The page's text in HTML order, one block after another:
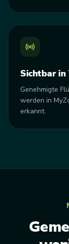
Sichtbar in
Genehmigte
werden in
erkannt.